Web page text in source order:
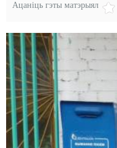
Ацаніць гэты матэрыял
Дзяржава
Дыскрымінацыя
Затрыманьні
Карная псыхіятрыя
КПЧ ААН
Культурныя правы